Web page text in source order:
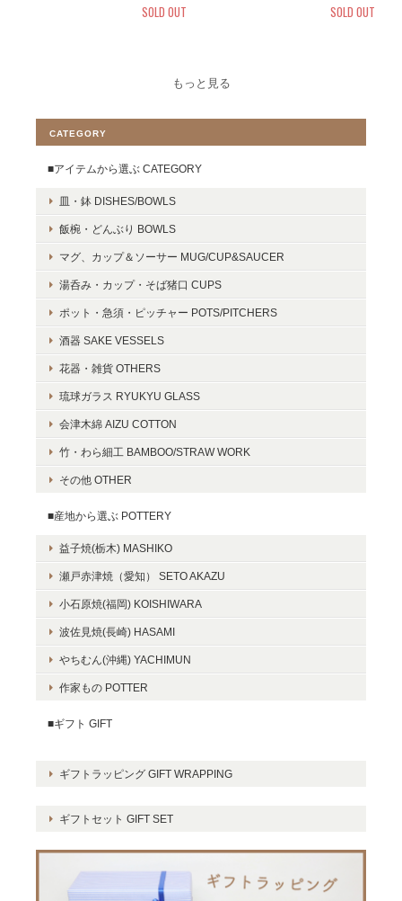
SOLD OUT SOLD OUT
もっと見る
CATEGORY
■アイテムから選ぶ CATEGORY
皿・鉢 DISHES/BOWLS
飯椀・どんぶり BOWLS
マグ、カップ＆ソーサー MUG/CUP&SAUCER
湯呑み・カップ・そば猪口 CUPS
ポット・急須・ピッチャー POTS/PITCHERS
酒器 SAKE VESSELS
花器・雑貨 OTHERS
琉球ガラス RYUKYU GLASS
会津木綿 AIZU COTTON
竹・わら細工 BAMBOO/STRAW WORK
その他 OTHER
■産地から選ぶ POTTERY
益子焼(栃木) MASHIKO
瀬戸赤津焼（愛知） SETO AKAZU
小石原焼(福岡) KOISHIWARA
波佐見焼(長崎) HASAMI
やちむん(沖縄) YACHIMUN
作家もの POTTER
■ギフト GIFT
ギフトラッピング GIFT WRAPPING
ギフトセット GIFT SET